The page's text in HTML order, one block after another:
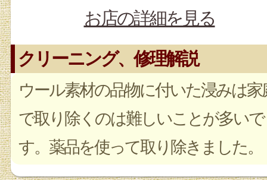
お店の詳細を見る
クリーニング、修理解説
ウール素材の品物に付いた浸みは家
で取り除くのは難しいことが多いで
す。薬品を使って取り除きました。